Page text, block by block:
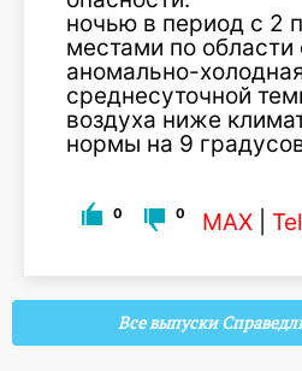
ночью в период с 2
местами по
аномально-
среднесуточной
воздуха ниже
нормы на 9
0 0 MAX
Все выпуски